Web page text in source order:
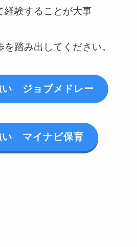
経験することが大事
踏み出してください。
い ジョブメドレー
い マイナビ保育